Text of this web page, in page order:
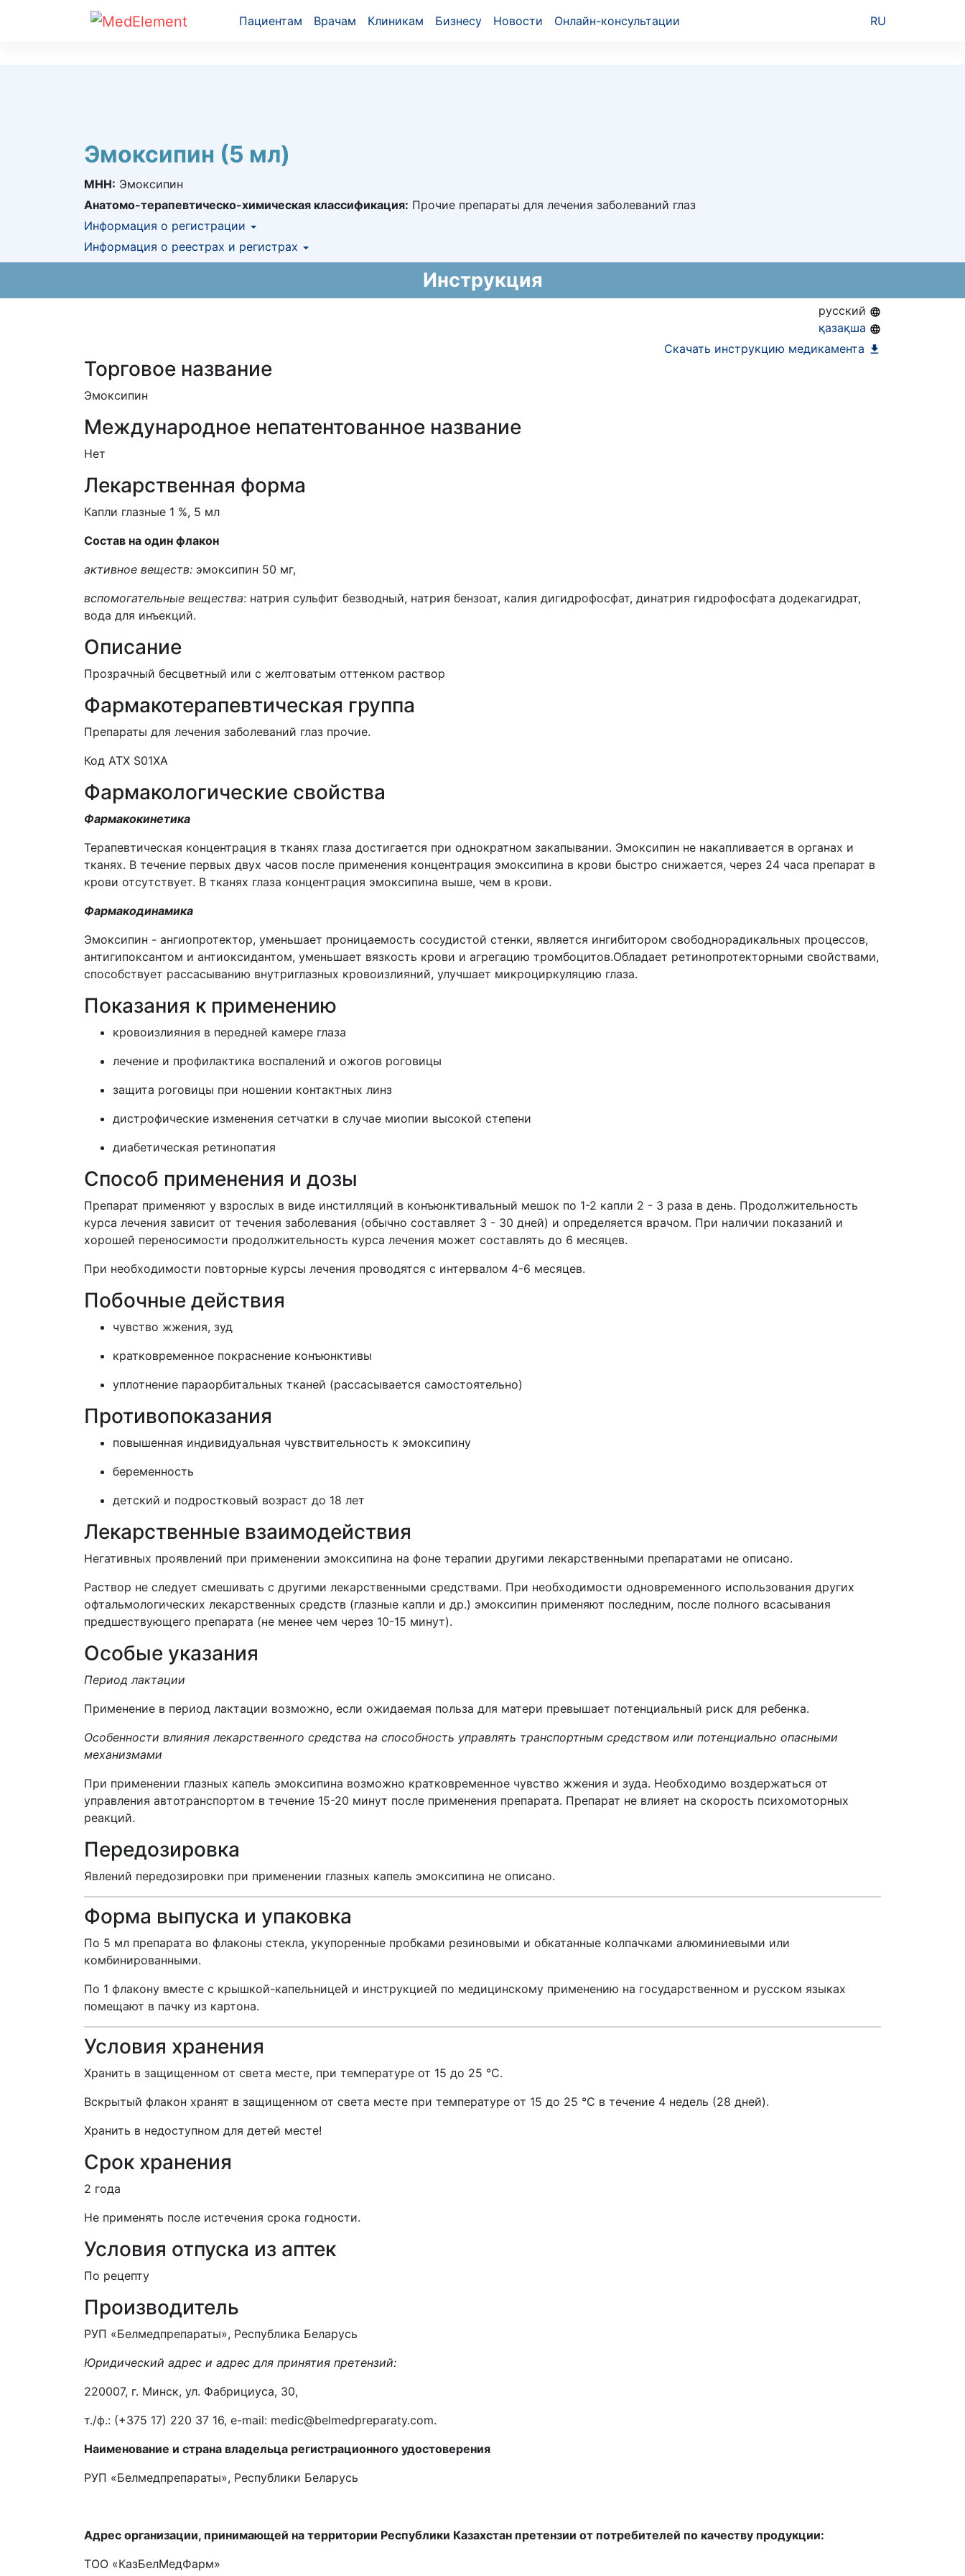
Пациентам Врачам Клиникам Бизнесу Новости Онлайн-консультации RU
Эмоксипин (5 мл)
МНН: Эмоксипин
Анатомо-терапевтическо-химическая классификация: Прочие препараты для лечения заболеваний глаз
Информация о регистрации
Номер регистрации в РК:№ РК-ЛС-5№017631
Информация о реестрах и регистрах
КНФ (ЛС включено в Казахстанский национальный формуляр лекарственных средств)
Инструкция
русский
қазақша
Скачать инструкцию медикамента
Торговое название
Эмоксипин
Международное непатентованное название
Нет
Лекарственная форма
Капли глазные 1 %, 5 мл
Состав на один флакон
активное веществ: эмоксипин 50 мг,
вспомогательные вещества: натрия сульфит безводный, натрия бензоат, калия дигидрофосфат, динатрия гидрофосфата додекагидрат,
вода для инъекций.
Описание
Прозрачный бесцветный или с желтоватым оттенком раствор
Фармакотерапевтическая группа
Препараты для лечения заболеваний глаз прочие.
Код АТХ S01XA
Фармакологические свойства
Фармакокинетика
Терапевтическая концентрация в тканях глаза достигается при однократном закапывании. Эмоксипин не накапливается в органах и
тканях. В течение первых двух часов после применения концентрация эмоксипина в крови быстро снижается, через 24 часа препарат в
крови отсутствует. В тканях глаза концентрация эмоксипина выше, чем в крови.
Фармакодинамика
Эмоксипин - ангиопротектор, уменьшает проницаемость сосудистой стенки, является ингибитором свободнорадикальных процессов,
антигипоксантом и антиоксидантом, уменьшает вязкость крови и агрегацию тромбоцитов.Обладает ретинопротекторными свойствами,
способствует рассасыванию внутриглазных кровоизлияний, улучшает микроциркуляцию глаза.
Показания к применению
кровоизлияния в передней камере глаза
лечение и профилактика воспалений и ожогов роговицы
защита роговицы при ношении контактных линз
дистрофические изменения сетчатки в случае миопии высокой степени
диабетическая ретинопатия
Способ применения и дозы
Препарат применяют у взрослых в виде инстилляций в конъюнктивальный мешок по 1-2 капли 2 - 3 раза в день. Продолжительность
курса лечения зависит от течения заболевания (обычно составляет 3 - 30 дней) и определяется врачом. При наличии показаний и
хорошей переносимости продолжительность курса лечения может составлять до 6 месяцев.
При необходимости повторные курсы лечения проводятся с интервалом 4-6 месяцев.
Побочные действия
чувство жжения, зуд
кратковременное покраснение конъюнктивы
уплотнение параорбитальных тканей (рассасывается самостоятельно)
Противопоказания
повышенная индивидуальная чувствительность к эмоксипину
беременность
детский и подростковый возраст до 18 лет
Лекарственные взаимодействия
Негативных проявлений при применении эмоксипина на фоне терапии другими лекарственными препаратами не описано.
Раствор не следует смешивать с другими лекарственными средствами. При необходимости одновременного использования других
офтальмологических лекарственных средств (глазные капли и др.) эмоксипин применяют последним, после полного всасывания
предшествующего препарата (не менее чем через 10-15 минут).
Особые указания
Период лактации
Применение в период лактации возможно, если ожидаемая польза для матери превышает потенциальный риск для ребенка.
Особенности влияния лекарственного средства на способность управлять транспортным средством или потенциально опасными
механизмами
При применении глазных капель эмоксипина возможно кратковременное чувство жжения и зуда. Необходимо воздержаться от
управления автотранспортом в течение 15-20 минут после применения препарата. Препарат не влияет на скорость психомоторных
реакций.
Передозировка
Явлений передозировки при применении глазных капель эмоксипина не описано.
Форма выпуска и упаковка
По 5 мл препарата во флаконы стекла, укупоренные пробками резиновыми и обкатанные колпачками алюминиевыми или
комбинированными.
По 1 флакону вместе с крышкой-капельницей и инструкцией по медицинскому применению на государственном и русском языках
помещают в пачку из картона.
Условия хранения
Хранить в защищенном от света месте, при температуре от 15 до 25 °С.
Вскрытый флакон хранят в защищенном от света месте при температуре от 15 до 25 °С в течение 4 недель (28 дней).
Хранить в недоступном для детей месте!
Срок хранения
2 года
Не применять после истечения срока годности.
Условия отпуска из аптек
По рецепту
Производитель
РУП «Белмедпрепараты», Республика Беларусь
Юридический адрес и адрес для принятия претензий:
220007, г. Минск, ул. Фабрициуса, 30,
т./ф.: (+375 17) 220 37 16, e-mail: medic@belmedpreparaty.com.
Наименование и страна владельца регистрационного удостоверения
РУП «Белмедпрепараты», Республики Беларусь
Адрес организации, принимающей на территории Республики Казахстан претензии от потребителей по качеству продукции:
ТОО «КазБелМедФарм»